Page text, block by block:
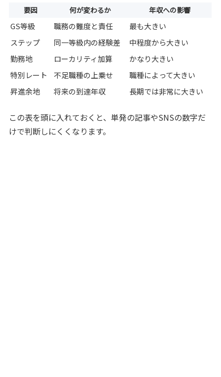
要因 何が変わるか 年収への影響
GS等級 職務の難度と責任
最も大きい
ステップ
同一等級内の経験差
中程度から大きい
勤務地
ローカリティ加算
かなり大きい
特別レート
不足職種の上乗せ
職種によって大きい
昇進余地
将来の到達年収 長期では非常に大きい
この表を頭に入れておくと、単発の記事やSNSの数字だ
けで判断しにくくなります。